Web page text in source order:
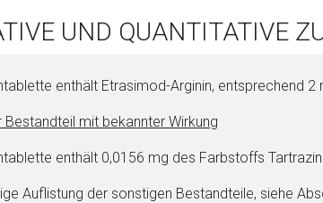
UND QUANTITATIVE
enthält Etrasimod-Ar­gi­nin, ent­sprechend 2
Be­stand­teil mit bekannter Wirkung
enthält 0,0156 mg des Farb­stoffs
Auflistung der sonstigen Be­stand­tei­le, siehe